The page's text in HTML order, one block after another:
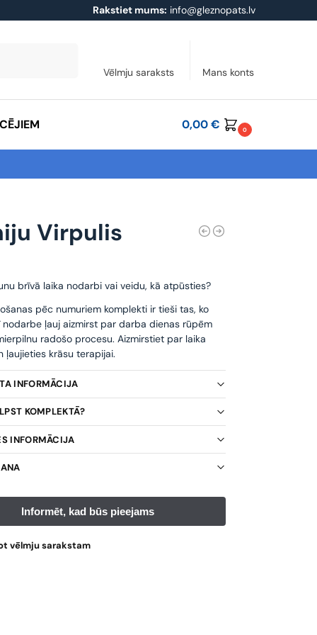
Rakstiet mums: info@gleznopats.lv
Vēlmju saraksts Mans konts
0,00€ 0
Virpulis
brīvā laika nodarbi vai veidu, kā atpūsties?
pēc numuriem komplekti ir tieši tas, ko
nodarbe ļauj aizmirst par darba dienas rūpēm
radošo procesu. Aizmirstiet par laika
ļaujieties krāsu terapijai.
INFORMĀCIJA
KOMPLEKTĀ?
INFORMĀCIJA
vēlmju sarakstam